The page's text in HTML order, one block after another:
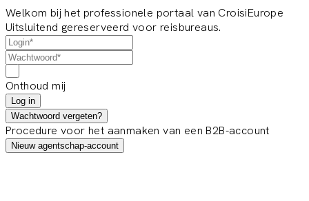
Welkom bij het professionele portaal van CroisiEurope
Uitsluitend gereserveerd voor reisbureaus.
Onthoud mij
Log in
Wachtwoord vergeten?
Procedure voor het aanmaken van een B2B-account
Nieuw agentschap-account